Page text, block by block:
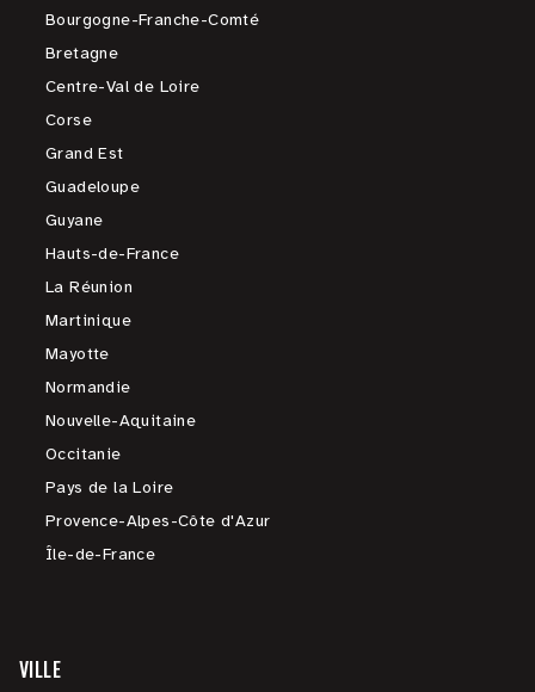
Bourgogne-Franche-Comté
Bretagne
Centre-Val de Loire
Corse
Grand Est
Guadeloupe
Guyane
Hauts-de-France
La Réunion
Martinique
Mayotte
Normandie
Nouvelle-Aquitaine
Occitanie
Pays de la Loire
Provence-Alpes-Côte d'Azur
Île-de-France
VILLE